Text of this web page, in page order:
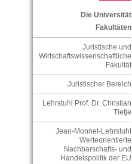
Die Universität
Fakultäten
Juristische und
Wirtschaftswissenschaftliche
Fakultät
Juristischer Bereich
Lehrstuhl Prof. Dr. Christian
Tietje
Jean-Monnet-Lehrstuhl
Werteorientierte
Nachbarschafts- und
Handelspolitik der EU